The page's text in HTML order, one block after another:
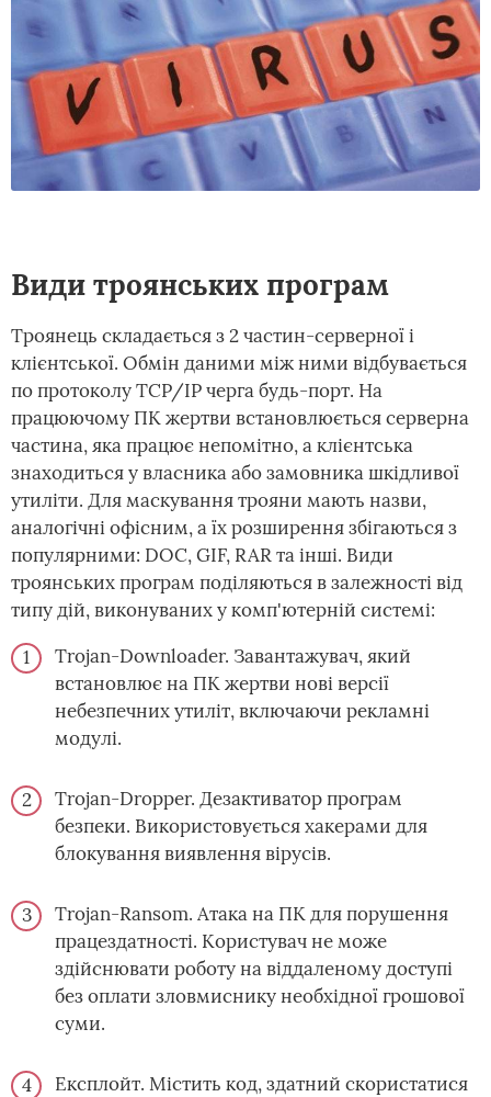
Види троянських програм
Троянець складається з 2 частин-серверної і
клієнтської. Обмін даними між ними відбувається
по протоколу TCP/IP черга будь-порт. На
працюючому ПК жертви встановлюється серверна
частина, яка працює непомітно, а клієнтська
знаходиться у власника або замовника шкідливої
утиліти. Для маскування трояни мають назви,
аналогічні офісним, а їх розширення збігаються з
популярними: DOC, GIF, RAR та інші. Види
троянських програм поділяються в залежності від
типу дій, виконуваних у комп'ютерній системі:
Trojan-Downloader. Завантажувач, який
встановлює на ПК жертви нові версії
небезпечних утиліт, включаючи рекламні
модулі.
Trojan-Dropper. Дезактиватор програм
безпеки. Використовується хакерами для
блокування виявлення вірусів.
Trojan-Ransom. Атака на ПК для порушення
працездатності. Користувач не може
здійснювати роботу на віддаленому доступі
без оплати зловмиснику необхідної грошової
суми.
Експлойт. Містить код, здатний скористатися